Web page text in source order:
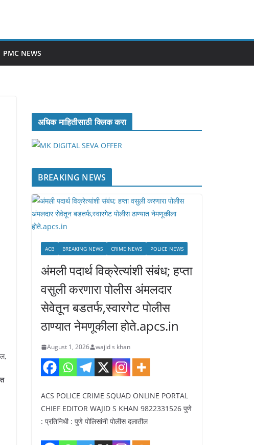
PMC NEWS
अधिक माहितीसाठी क्लिक करा
BREAKING NEWS
ACB BREAKING NEWS CRIME NEWS POLICE NEWS
अंमली पदार्थ विक्रेत्यांशी संबंध; हप्ता
वसुली करणारा पोलीस अंमलदार
सेवेतून बडतर्फ,स्वारगेट पोलीस
ठाण्यात नेमणूकीला होते.apcs.in
August 1, 2026 wajid s khan
ACS POLICE CRIME SQUAD ONLINE PORTAL
CHIEF EDITOR WAJID S KHAN 9822331526 पुणे
: प्रतिनिधी : पुणे पोलिसांनी पोलीस दलातील